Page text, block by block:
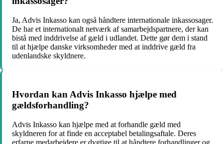
Ja, Advis Inkasso kan også håndtere internationale inkassosager.
De har et internationalt netværk af samarbejdspartnere, der kan
bistå med inddrivelse af gæld i udlandet. Dette gør dem i stand
til at hjælpe danske virksomheder med at inddrive gæld fra
udenlandske skyldnere.
Hvordan kan Advis Inkasso hjælpe med
gældsforhandling?
Advis Inkasso kan hjælpe med at forhandle gæld med
skyldneren for at finde en acceptabel betalingsaftale. Deres